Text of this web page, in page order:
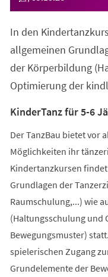
In den
allgemeinen
der Körperbildung
Optimierung der
KinderTanz für 5-6
Der TanzBau bietet vor
Möglichkeiten ihr
Kindertanzkursen
Grundlagen der
Raumschulung,...) wie
(Haltungsschulung und
Bewegungsmuster)
spielerischen Zugang
Grundelemente der